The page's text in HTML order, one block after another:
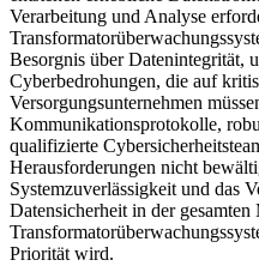
Verarbeitung und Analyse
Besorgnis über Datenintegrität,
Cyberbedrohungen, die auf
Versorgungsunternehmen
Kommunikationsprotokolle,
qualifizierte
Herausforderungen nicht
Systemzuverlässigkeit und das
Datensicherheit in der
Priorität wird.